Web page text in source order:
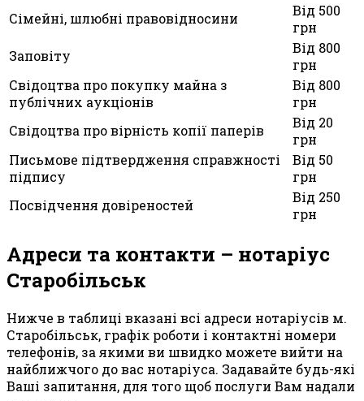
Сімейні, шлюбні правовідносини
Від 500
грн
Заповіту
Від 800
грн
Свідоцтва про покупку майна з
публічних аукціонів
Від 800
грн
Свідоцтва про вірність копії паперів
Від 20
грн
Письмове підтвердження справжності
підпису
Від 50
грн
Посвідчення довіреностей
Від 250
грн
Адреси та контакти – нотаріус
Старобільськ
Нижче в таблиці вказані всі адреси нотаріусів м.
Старобільськ, графік роботи і контактні номери
телефонів, за якими ви швидко можете вийти на
найближчого до вас нотаріуса. Задавайте будь-які
Ваші запитання, для того щоб послуги Вам надали